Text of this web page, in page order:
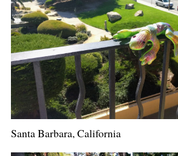
Santa Barbara, California